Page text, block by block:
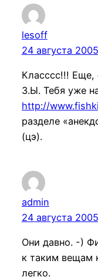
lesoff
24 августа 2005
Класссс!!! Еще,
З.Ы. Тебя уже
http://
разделе
(цэ).
admin
24 августа 2005
Они давно. -)
к таким вещам
легко.